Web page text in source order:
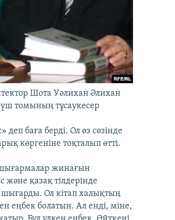
Шота Уәлихан Әлихан
томының тұсаукесер
баға берді. Ол өз сөзінде
көргеніне тоқталып өтті.
жинағын
қазақ тілдерінде
Ол кітап халықтың
еңбек болатын. Ал енді, міне,